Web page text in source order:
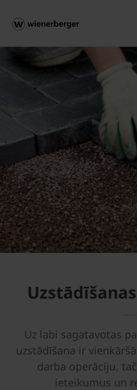
Uz labi sagatavotas
uzstādīšana ir
darba operāciju,
ieteikumus un